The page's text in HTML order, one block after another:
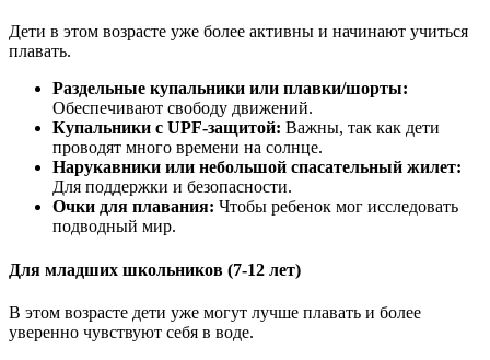
Дети в этом возрасте уже более активны и начинают учиться
плавать.
Раздельные купальники или плавки/шорты:
Обеспечивают свободу движений.
Купальники с UPF-защитой: Важны, так как дети
проводят много времени на солнце.
Нарукавники или небольшой спасательный жилет:
Для поддержки и безопасности.
Очки для плавания: Чтобы ребенок мог исследовать
подводный мир.
Для младших школьников (7-12 лет)
В этом возрасте дети уже могут лучше плавать и более
уверенно чувствуют себя в воде.